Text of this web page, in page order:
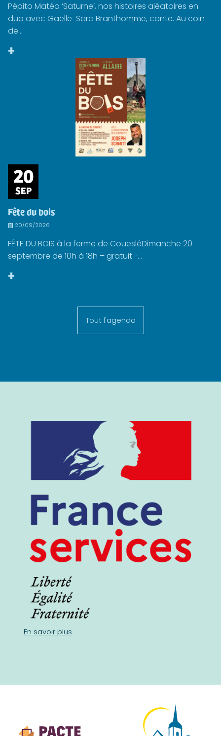
Pépito Matéo ‘Saturne’, nos histoires aléatoires en
duo avec Gaëlle-Sara Branthomme, conte. Au coin
de...
+
20
SEP
Fête du bois
20/09/2026
FÊTE DU BOIS à la ferme de CouesléDimanche 20
septembre de 10h à 18h – gratuit ·...
+
Tout l'agenda
En savoir plus